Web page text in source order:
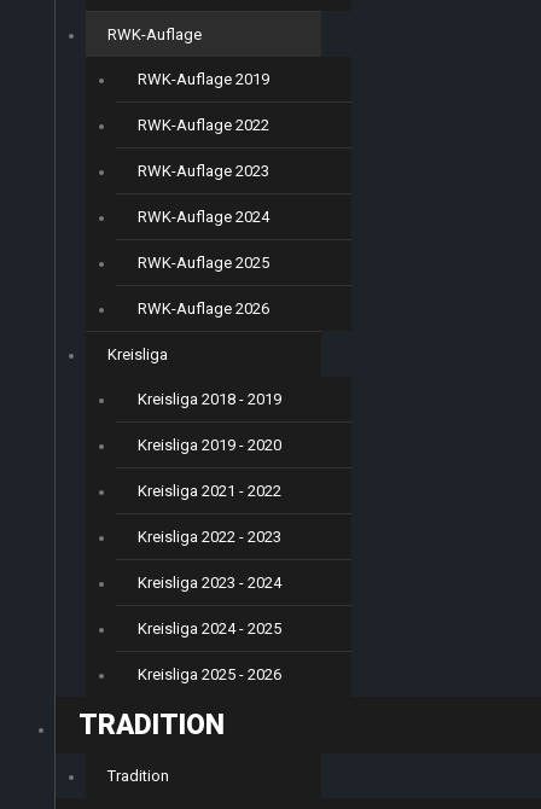
RWK-Auflage
RWK-Auflage 2019
RWK-Auflage 2022
RWK-Auflage 2023
RWK-Auflage 2024
RWK-Auflage 2025
RWK-Auflage 2026
Kreisliga
Kreisliga 2018 - 2019
Kreisliga 2019 - 2020
Kreisliga 2021 - 2022
Kreisliga 2022 - 2023
Kreisliga 2023 - 2024
Kreisliga 2024 - 2025
Kreisliga 2025 - 2026
TRADITION
Tradition